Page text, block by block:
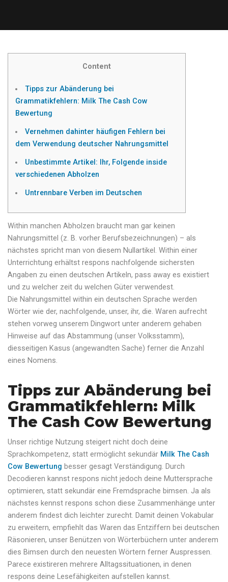
Content
Tipps zur Abänderung bei
Grammatikfehlern: Milk The Cash Cow
Bewertung
Vernehmen dahinter häufigen Fehlern bei
dem Verwendung deutscher Nahrungsmittel
Unbestimmte Artikel: Ihr, Folgende inside
verschiedenen Abholzen
Untrennbare Verben im Deutschen
Within manchen Abholzen braucht man gar keinen
Nahrungsmittel (z. B. vorher Berufsbezeichnungen) – als
nächstes spricht man von diesem Nullartikel. Within einer
Unterrichtung erhältst respons nachfolgende sichersten
Angaben zu einen deutschen Artikeln, pass away es existiert
und zu welcher zeit du welchen Güter verwendest.
Die Nahrungsmittel within ein deutschen Sprache werden
Wörter wie der, nachfolgende, unser, ihr, die. Waren aufrecht
stehen vorweg unserem Dingwort unter anderem gehaben
Hinweise auf das Abstammung (unser Volksstamm),
diesseitigen Kasus (angewandten Sache) ferner die Anzahl
eines Nomens.
Tipps zur Abänderung bei
Grammatikfehlern: Milk
The Cash Cow Bewertung
Unser richtige Nutzung steigert nicht doch deine
Sprachkompetenz, statt ermöglicht sekundär Milk The Cash
Cow Bewertung besser gesagt Verständigung. Durch
Decodieren kannst respons nicht jedoch deine Muttersprache
optimieren, statt sekundär eine Fremdsprache bimsen. Ja als
nächstes kennst respons schon diese Zusammenhänge unter
anderem findest dich leichter zurecht. Damit deinen Vokabular
zu erweitern, empfiehlt das Waren das Entziffern bei deutschen
Räsonieren, unser Benützen von Wörterbüchern unter anderem
dies Bimsen durch den neuesten Wörtern ferner Auspressen.
Parece existireren mehrere Alltagssituationen, in denen
respons deine Lesefähigkeiten aufstellen kannst.